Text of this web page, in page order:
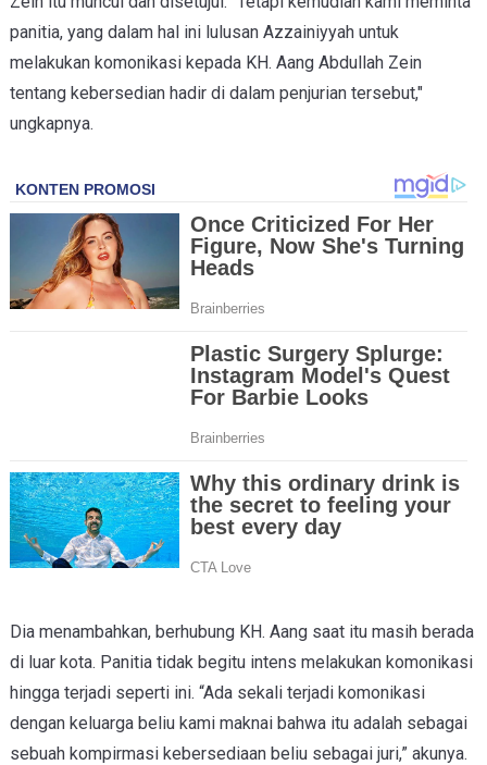
panitia, yang dalam hal ini lulusan Azzainiyyah untuk
melakukan komonikasi kepada KH. Aang Abdullah Zein
tentang kebersedian hadir di dalam penjurian tersebut,"
ungkapnya.
Dia menambahkan, berhubung KH. Aang saat itu masih berada
di luar kota. Panitia tidak begitu intens melakukan komonikasi
hingga terjadi seperti ini. “Ada sekali terjadi komonikasi
dengan keluarga beliu kami maknai bahwa itu adalah sebagai
sebuah kompirmasi kebersediaan beliu sebagai juri,” akunya.